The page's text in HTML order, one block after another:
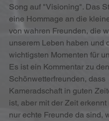
Song auf "Visioning". Das
eine Hommage an die
von wahren Freunden, die
unserem Leben haben und
wichtigsten Momenten für
Es ist ein Kommentar zu den
Schönwetterfreunden, dass
Kameradschaft in guten
ist, aber mit der Zeit erkennt
nur echte Freunde da sind,